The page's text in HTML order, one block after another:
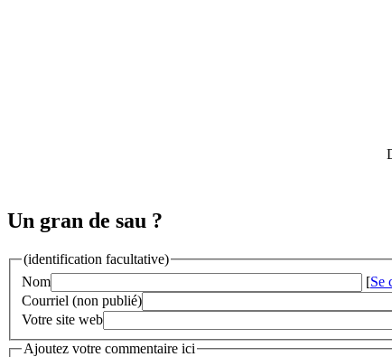
Un gran de sau ?
(identification facultative)
Nom
[Se
Courriel (non publié)
Votre site web
Ajoutez votre commentaire ici